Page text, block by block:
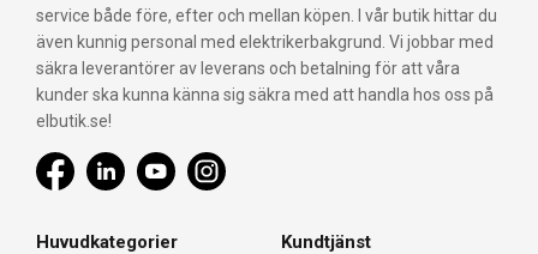
service både före, efter och mellan köpen. I vår butik hittar du
även kunnig personal med elektrikerbakgrund. Vi jobbar med
säkra leverantörer av leverans och betalning för att våra
kunder ska kunna känna sig säkra med att handla hos oss på
elbutik.se!
Huvudkategorier Kundtjänst